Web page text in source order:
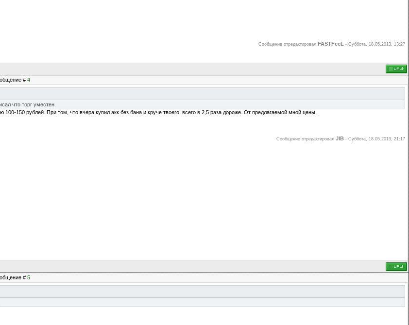
Сообщение отредактировал FASTFeeL - Суббота, 18.05.2013, 13:27
# 4
что торг уместен.
150 рублей. При том, что вчера купил акк без бана и круче твоего, всего в 2,5 раза дороже. От предлагаемой мной цены.
Сообщение отредактировал JIB - Суббота, 18.05.2013, 21:17
# 5